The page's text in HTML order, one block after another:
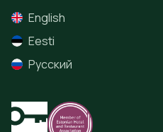
English
Eesti
Русский